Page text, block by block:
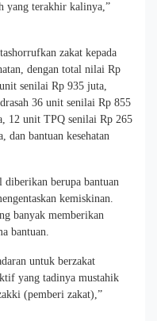
yang terakhir kalinya,”
zakat kepada
dengan total nilai Rp
senilai Rp 935 juta,
36 unit senilai Rp 855
12 unit TPQ senilai Rp 265
dan bantuan kesehatan
diberikan berupa bantuan
kemiskinan.
banyak memberikan
bantuan.
untuk berzakat
yang tadinya mustahik
(pemberi zakat),”